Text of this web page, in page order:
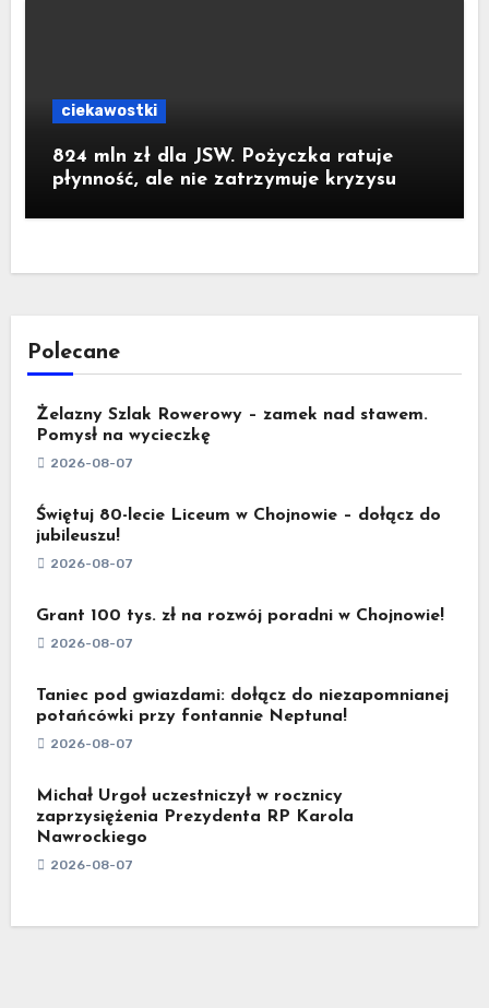
ciekawostki
824 mln zł dla JSW. Pożyczka ratuje
płynność, ale nie zatrzymuje kryzysu
Polecane
Żelazny Szlak Rowerowy – zamek nad stawem.
Pomysł na wycieczkę
2026-08-07
Świętuj 80-lecie Liceum w Chojnowie – dołącz do
jubileuszu!
2026-08-07
Grant 100 tys. zł na rozwój poradni w Chojnowie!
2026-08-07
Taniec pod gwiazdami: dołącz do niezapomnianej
potańcówki przy fontannie Neptuna!
2026-08-07
Michał Urgoł uczestniczył w rocznicy
zaprzysiężenia Prezydenta RP Karola
Nawrockiego
2026-08-07